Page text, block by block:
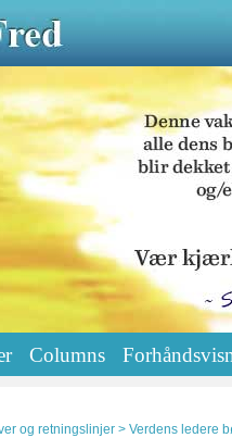
Columns
og retningslinjer > Verdens ledere